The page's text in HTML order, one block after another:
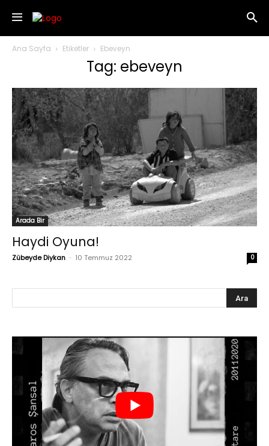
Ana Sayfa Etiketler Ebeveyn
Tag: ebeveyn
Arada Bir
Haydi Oyuna!
Zübeyde Diykan - 10 Temmuz 2022 0